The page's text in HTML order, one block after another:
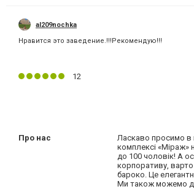
al209nochka
Нравится это заведение.!!!Рекомендую!!!
12
Про нас
Ласкаво просимо в
комплексі «Міраж»
до 100 чоловік! А
корпоративу, варто
бароко. Це
Ми також можемо